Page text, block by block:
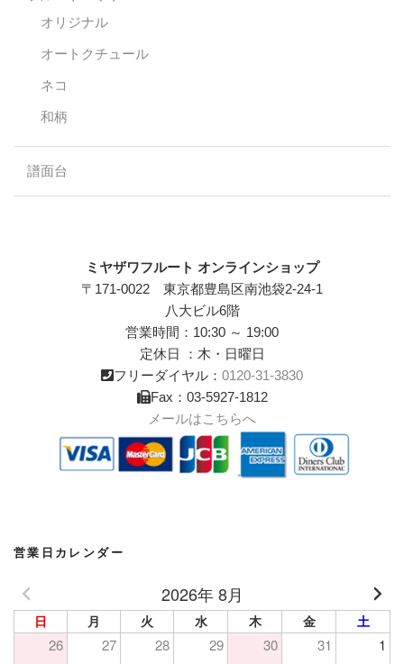
オリジナル
オートクチュール
ネコ
和柄
譜面台
ミヤザワフルート オンラインショップ
〒171-0022 東京都豊島区南池袋2-24-1
八大ビル6階
営業時間：10:30 ～ 19:00
定休日 ：木・日曜日
フリーダイヤル： 0120-31-3830
Fax：03-5927-1812
メールはこちらへ
営業日カレンダー
2026年 8月
日 月 火 水 木 金 土
26 27 28 29 30 31 1